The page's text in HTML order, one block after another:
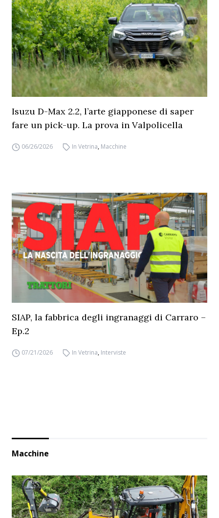
Isuzu D-Max 2.2, l’arte giapponese di saper
fare un pick-up. La prova in Valpolicella
06/26/2026 In Vetrina, Macchine
SIAP, la fabbrica degli ingranaggi di Carraro –
Ep.2
07/21/2026 In Vetrina, Interviste
Macchine